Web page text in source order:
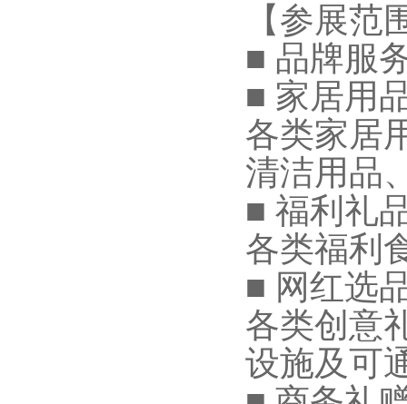
【参展范
■ 品牌服
■ 家居用
各类家居
清洁用品
■ 福利礼
各类福利
■ 网红选
各类创意
设施及可